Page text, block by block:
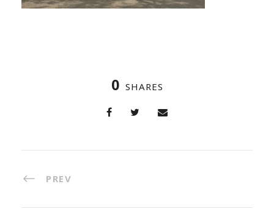
0 SHARES
PREV